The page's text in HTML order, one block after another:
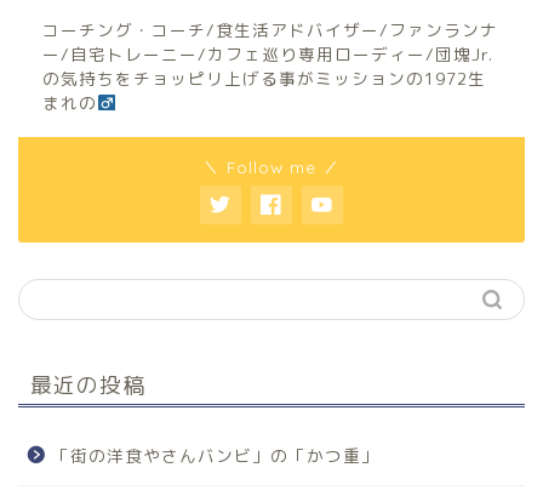
コーチング・コーチ/食生活アドバイザー/ファンランナ
ー/自宅トレーニー/カフェ巡り専用ローディー/団塊Jr.
の気持ちをチョッピリ上げる事がミッションの1972生
まれの
＼ Follow me ／
最近の投稿
「街の洋食やさんバンビ」の「かつ重」